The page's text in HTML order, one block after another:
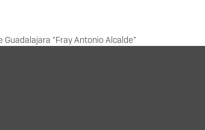
“Fray Antonio Alcalde”